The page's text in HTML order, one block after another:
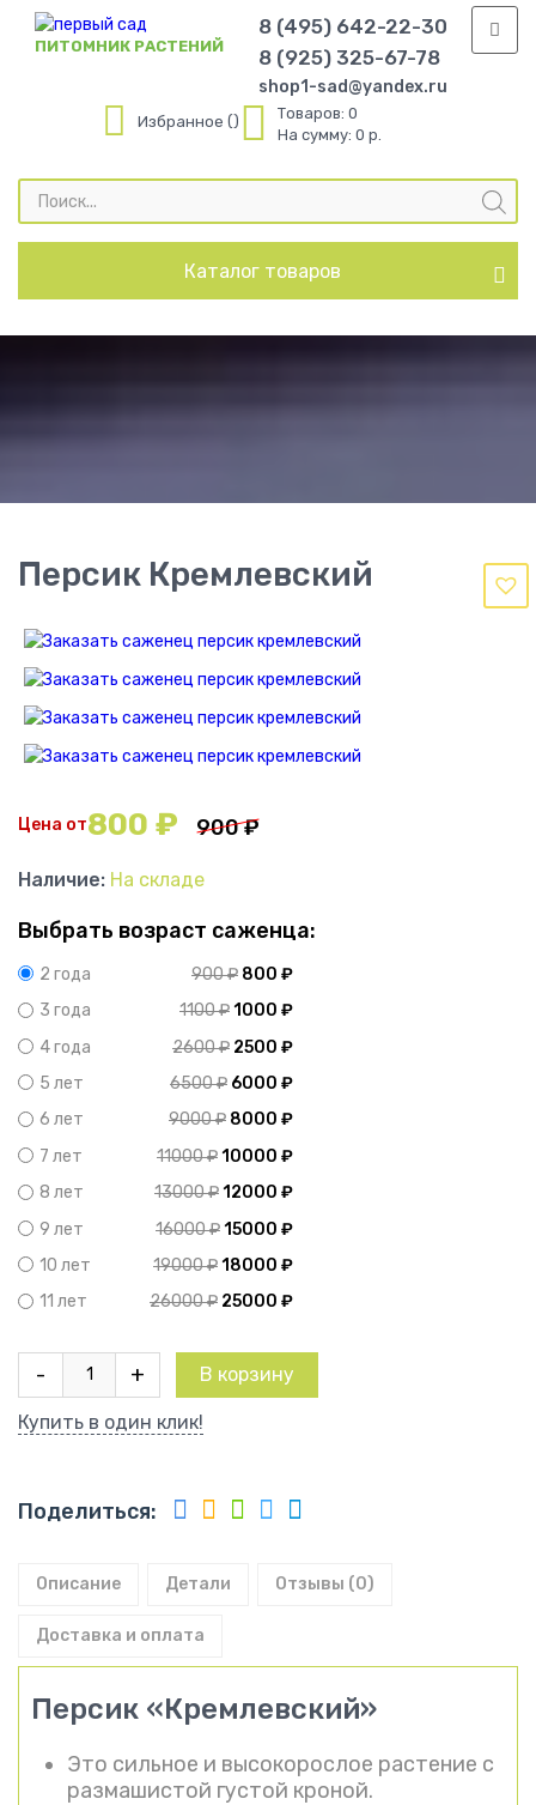
ПИТОМНИК РАСТЕНИЙ
8 (495) 642-22-30
8 (925) 325-67-78
shop1-sad@yandex.ru
Избранное Товаров: 0
На сумму: 0 р.
Поиск
товаров
Каталог товаров
Персик Кремлевский
Цена от 900₽
800 ₽
Наличие: На складе
Выбрать возраст саженца:
2 года 900₽ 800 ₽
3 года
1100₽1000 ₽
4 года
2600₽ 2500 ₽
5 лет
6500₽ 6000 ₽
6 лет
9000₽ 8000 ₽
7 лет
11000₽10000 ₽
8 лет
13000₽12000 ₽
9 лет
16000₽15000 ₽
10 лет
19000₽18000 ₽
11 лет
26000₽ 25000 ₽
-
Количество
Персик
+ В корзину
Купить в один клик!
Поделиться:
Описание Детали Отзывы (0)
Доставка и оплата
Персик «Кремлевский»
Это сильное и высокорослое растение с
размашистой густой кроной.